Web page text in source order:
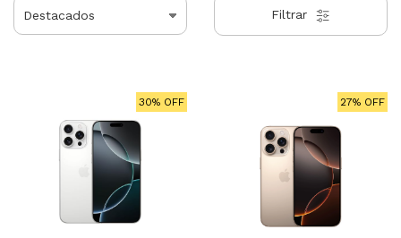
Filtrar
30% OFF 27% OFF